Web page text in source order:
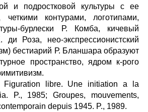
и подростковой культуры с ее
четкими контурами, логотипами,
бурлески Р. Комба, кичевый
ди Роза, нео-экспрессионистский
бестиарий Р. Бланшара образуют
пространство, ядром к-рого
Figuration libre. Une initiation a la
P., 1985; Groupes, mouvements,
depuis 1945. P., 1989.